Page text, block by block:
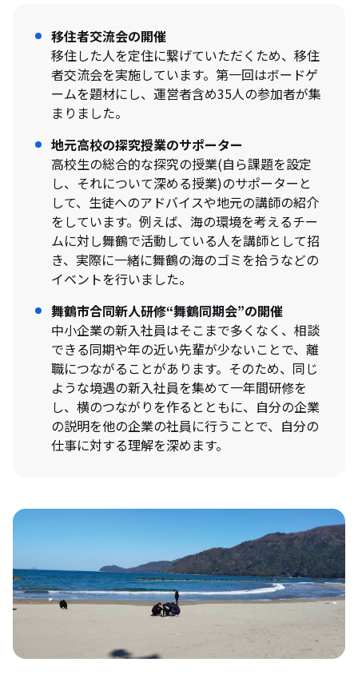
移住者交流会の開催
移住した人を定住に繋げていただくため、移住
者交流会を実施しています。第一回はボードゲ
ームを題材にし、運営者含め35人の参加者が集
まりました。
地元高校の探究授業のサポーター
高校生の総合的な探究の授業(自ら課題を設定
し、それについて深める授業)のサポーターと
して、生徒へのアドバイスや地元の講師の紹介
をしています。例えば、海の環境を考えるチー
ムに対し舞鶴で活動している人を講師として招
き、実際に一緒に舞鶴の海のゴミを拾うなどの
イベントを行いました。
舞鶴市合同新人研修“舞鶴同期会”の開催
中小企業の新入社員はそこまで多くなく、相談
できる同期や年の近い先輩が少ないことで、離
職につながることがあります。そのため、同じ
ような境遇の新入社員を集めて一年間研修を
し、横のつながりを作るとともに、自分の企業
の説明を他の企業の社員に行うことで、自分の
仕事に対する理解を深めます。